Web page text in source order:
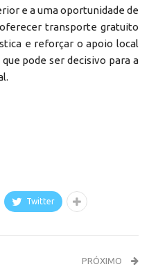
e a uma oportunidade de
transporte gratuito
e reforçar o apoio local
pode ser decisivo para a
Twitter
PRÓXIMO